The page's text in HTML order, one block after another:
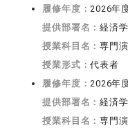
履修年度：2026年
提供部署名：経済
授業科目名：専門
授業形式：代表者
履修年度：2026年
提供部署名：経済
授業科目名：専門